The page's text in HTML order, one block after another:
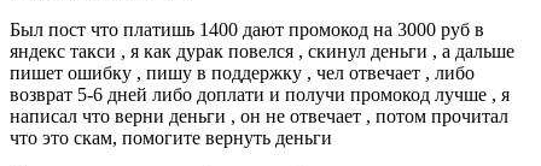
Был пост что платишь 1400 дают промокод на 3000 руб в
яндекс такси , я как дурак повелся , скинул деньги , а дальше
пишет ошибку , пишу в поддержку , чел отвечает , либо
возврат 5-6 дней либо доплати и получи промокод лучше , я
написал что верни деньги , он не отвечает , потом прочитал
что это скам, помогите вернуть деньги